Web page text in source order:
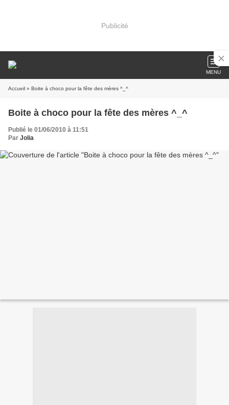
Publicité
MENU
Accueil » Boite à choco pour la fête des mères ^_^
Boite à choco pour la fête des mères ^_^
Publié le 01/06/2010 à 11:51
Par Jolia